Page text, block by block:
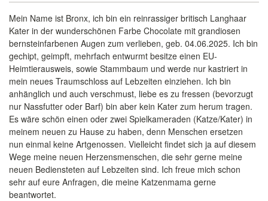
Mein Name ist Bronx, ich bin ein reinrassiger britisch Langhaar
Kater in der wunderschönen Farbe Chocolate mit grandiosen
bernsteinfarbenen Augen zum verlieben, geb. 04.06.2025. Ich bin
gechipt, geimpft, mehrfach entwurmt besitze einen EU-
Heimtierausweis, sowie Stammbaum und werde nur kastriert in
mein neues Traumschloss auf Lebzeiten einziehen. Ich bin
anhänglich und auch verschmust, liebe es zu fressen (bevorzugt
nur Nassfutter oder Barf) bin aber kein Kater zum herum tragen.
Es wäre schön einen oder zwei Spielkameraden (Katze/Kater) in
meinem neuen zu Hause zu haben, denn Menschen ersetzen
nun einmal keine Artgenossen. Vielleicht findet sich ja auf diesem
Wege meine neuen Herzensmenschen, die sehr gerne meine
neuen Bediensteten auf Lebzeiten sind. Ich freue mich schon
sehr auf eure Anfragen, die meine Katzenmama gerne
beantwortet.